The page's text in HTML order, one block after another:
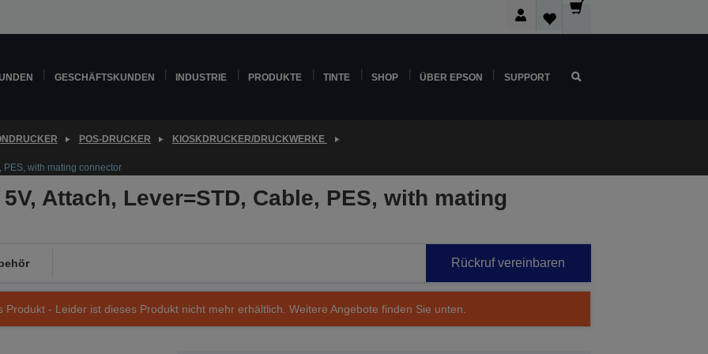
GESCHÄFTSKUNDEN INDUSTRIE PRODUKTE TINTE SHOP ÜBER EPSON SUPPORT
POS-DRUCKER KIOSKDRUCKER/DRUCKWERKE
PES, with mating connector
Attach, Lever=STD, Cable, PES, with mating
Rückruf vereinbaren
Produkt - Leider ist dieses Produkt nicht mehr erhältlich. Weitere Angebote finden Sie unten.